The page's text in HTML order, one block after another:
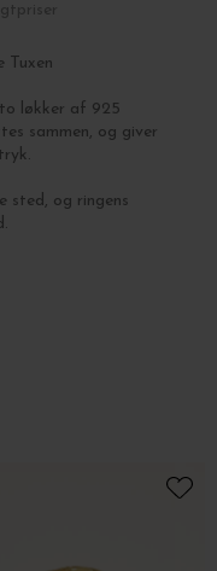
Tuxen
løkker af 925
sammen, og giver
sted, og ringens